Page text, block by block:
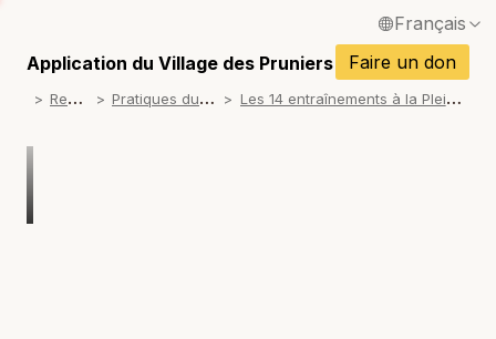
Français
English / Anglais
Español / Espagnol
Application du Village des Pruniers
Faire un don
R
essources P
ratiques du Village des Pruniers L
es 14 entraînements à la Pleine conscience et l'Ordre de l'Inter-Être